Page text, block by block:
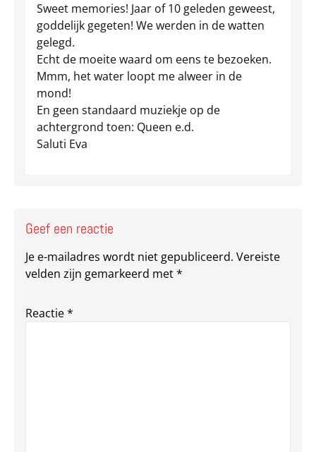
Sweet memories! Jaar of 10 geleden geweest,
goddelijk gegeten! We werden in de watten
gelegd.
Echt de moeite waard om eens te bezoeken.
Mmm, het water loopt me alweer in de
mond!
En geen standaard muziekje op de
achtergrond toen: Queen e.d.
Saluti Eva
Geef een reactie
Je e-mailadres wordt niet gepubliceerd. Vereiste
velden zijn gemarkeerd met*
Reactie*